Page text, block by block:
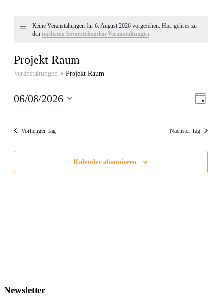
Hinweis
Keine Veranstaltungen für 6. August 2026 vorgesehen. Hier geht es zu
den nächsten bevorstehenden Veranstaltungen
Projekt Raum
Veranstaltungen Projekt Raum
Tag
06/08/2026
Vorheriger Tag Nächster Tag
Kalender abonnieren
Newsletter